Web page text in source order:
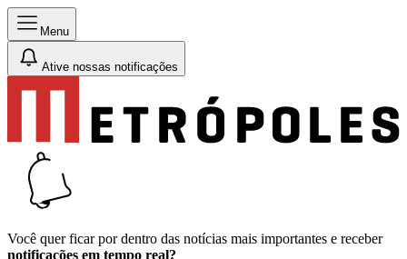
Menu
Ative nossas notificações
Você quer ficar por dentro das notícias mais importantes e receber
notificações em tempo real?